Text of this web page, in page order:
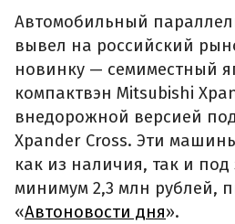
Автомобильный
вывел на российский
новинку — семиместный
компактвэн Mitsubishi
внедорожной версией
Xpander Cross. Эти
как из наличия, так и под
минимум 2,3 млн рублей,
«Автоновости дня».